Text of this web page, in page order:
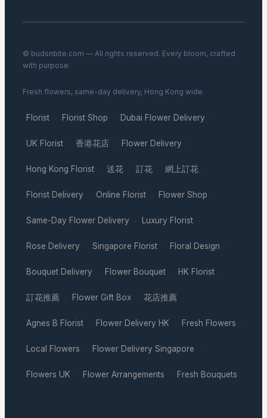
© budsnbite.com — All rights reserved. Every bloom, crafted
with purpose.
Fresh flowers, same-day delivery, Hong Kong wide.
Florist · Florist Shop · Dubai Flower Delivery ·
UK Florist · 香港花店 · Flower Delivery ·
Hong Kong Florist · 送花 · 訂花 · 網上訂花 ·
Florist Delivery · Online Florist · Flower Shop ·
Same-Day Flower Delivery · Luxury Florist ·
Rose Delivery · Singapore Florist · Floral Design ·
Bouquet Delivery · Flower Bouquet · HK Florist ·
訂花推薦 · Flower Gift Box · 花店推薦 ·
Agnes B Florist · Flower Delivery HK · Fresh Flowers ·
Local Flowers · Flower Delivery Singapore ·
Flowers UK · Flower Arrangements · Fresh Bouquets